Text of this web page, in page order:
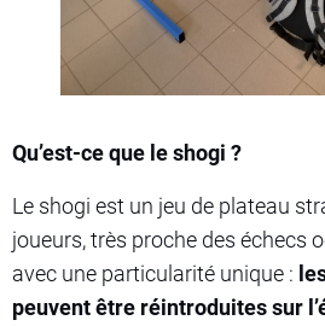
Qu’est-ce que le shogi ?
Le shogi est un jeu de plateau
joueurs, très proche des échecs
avec une particularité unique :
peuvent être réintroduites sur